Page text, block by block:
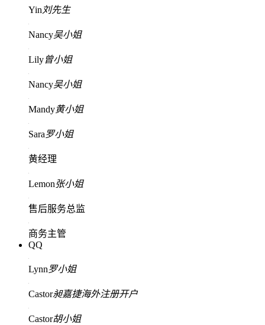
Yin 刘先生
Nancy吴小姐
Lily曾小姐
Nancy吴小姐
Mandy黄小姐
Sara罗小姐
黄经理
Lemon张小姐
售后服务总监
商务主管
QQ
Lynn罗小姐
Castor昶嘉捷海外注册开户
Castor胡小姐